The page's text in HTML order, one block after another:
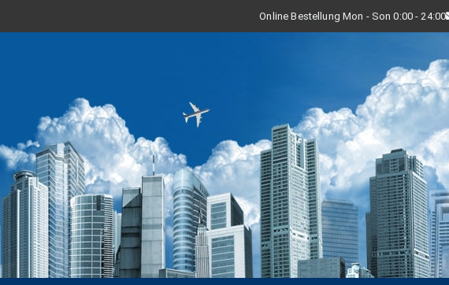
Online Bestellung Mon - Son 0:00 - 24:00